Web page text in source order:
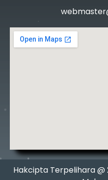
Hakcipta Terpelihara